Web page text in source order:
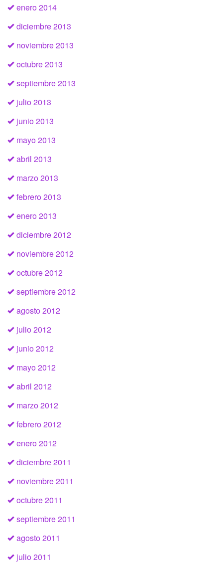
enero 2014
diciembre 2013
noviembre 2013
octubre 2013
septiembre 2013
julio 2013
junio 2013
mayo 2013
abril 2013
marzo 2013
febrero 2013
enero 2013
diciembre 2012
noviembre 2012
octubre 2012
septiembre 2012
agosto 2012
julio 2012
junio 2012
mayo 2012
abril 2012
marzo 2012
febrero 2012
enero 2012
diciembre 2011
noviembre 2011
octubre 2011
septiembre 2011
agosto 2011
julio 2011